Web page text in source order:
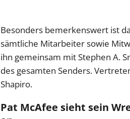
Besonders bemerkenswert ist
sämtliche Mitarbeiter sowie
ihn gemeinsam mit Stephen A.
des gesamten Senders.
Shapiro.
Pat McAfee sieht sein